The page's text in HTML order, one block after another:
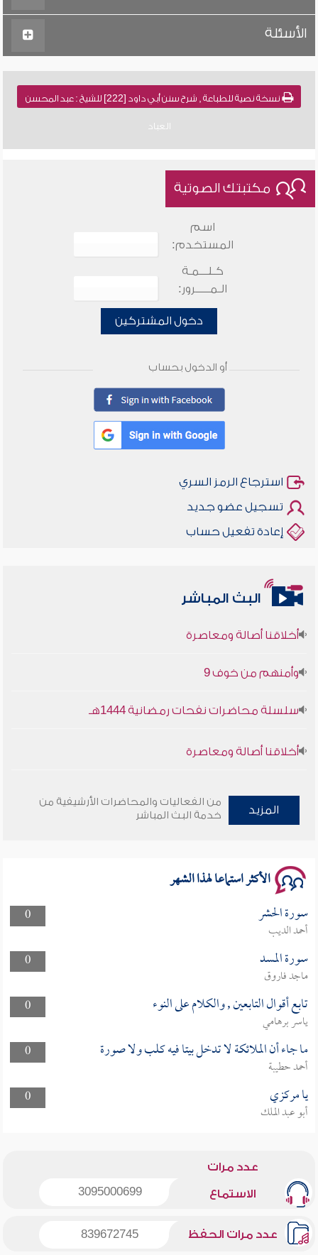
الأسئلة
نسخة نصية للطباعة , شرح سنن أبي داود [222] للشيخ : عبد المحسن
العباد
مكتبتك الصوتية
اسم
المستخدم:
كـلـــمـة
الـمـــــرور:
دخول المشتركين
أو الدخول بحساب
استرجاع الرمز السري
تسجيل عضو جديد
إعادة تفعيل حساب
البث المباشر
سلسلة محاضرات نفحات رمضانية 1444هـ
المزيد
من الفعاليات والمحاضرات الأرشيفية من
خدمة البث المباشر
الأكثر استماعا لهذا الشهر
0 سورة الحشر
أحمد الديب
0
سورة المسد
ماجد فاروق
0
تابع أقوال التابعين , والكلام على النوء
ياسر برهامي
0
ما جاء أن الملائكة لا تدخل بيتا فيه كلب ولا صورة
أحمد حطيبة
0
يا مركزي
أبو عبد الملك
عدد مرات
الاستماع 3095000699
عدد مرات الحفظ 839672745